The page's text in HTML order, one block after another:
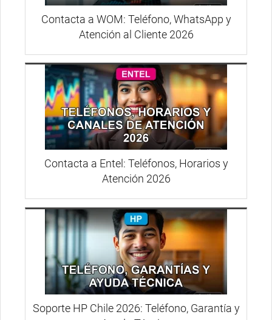
Contacta a WOM: Teléfono, WhatsApp y
Atención al Cliente 2026
Contacta a Entel: Teléfonos, Horarios y
Atención 2026
Soporte HP Chile 2026: Teléfono, Garantía y